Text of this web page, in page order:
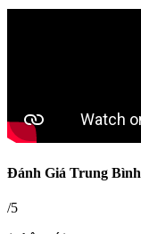
Đánh Giá Trung Bình
/5